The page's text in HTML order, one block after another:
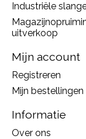
Industriële
uitverkoop
Mijn account
Registreren
Mijn bestellingen
Informatie
Over ons